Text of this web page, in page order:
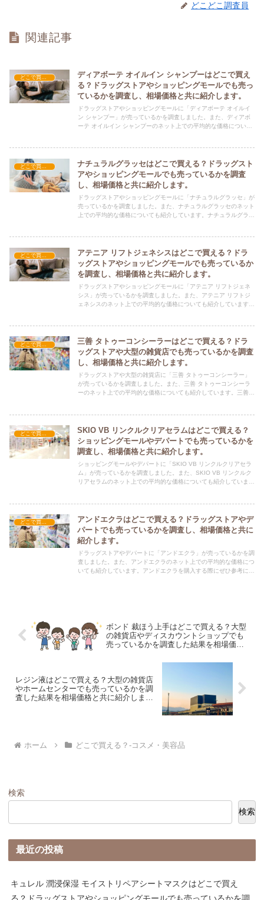
どこどこ調査員
関連記事
ディアボーテ オイルイン シャンプーはどこで買え
る？ドラッグストアやショッピングモールでも売っ
ているかを調査し、相場価格と共に紹介します。
ドラッグストアやショッピングモールに「ディアボーテ オイルイ
ン シャンプー」が売っているかを調査しました。また、ディアボ
ーテ オイルイン シャンプーのネット上での平均的な価格について
ナチュラルグラッセはどこで買える？ドラッグスト
アやショッピングモールでも売っているかを調査
し、相場価格と共に紹介します。
ドラッグストアやショッピングモールに「ナチュラルグラッセ」が
売っているかを調査しました。また、ナチュラルグラッセのネット
上での平均的な価格についても紹介しています。ナチュラルグラッ
アテニア リフトジェネシスはどこで買える？ドラ
ッグストアやショッピングモールでも売っているか
を調査し、相場価格と共に紹介します。
ドラッグストアやショッピングモールに「アテニア リフトジェネ
シス」が売っているかを調査しました。また、アテニア リフトジ
ェネシスのネット上での平均的な価格についても紹介しています。
三善 タトゥーコンシーラーはどこで買える？ドラ
ッグストアや大型の雑貨店でも売っているかを調査
し、相場価格と共に紹介します。
ドラッグストアや大型の雑貨店に「三善 タトゥーコンシーラー」
が売っているかを調査しました。また、三善 タトゥーコンシーラ
ーのネット上での平均的な価格についても紹介しています。三善
SKIO VB リンクルクリアセラムはどこで買える？
ショッピングモールやデパートでも売っているかを
調査し、相場価格と共に紹介します。
ショッピングモールやデパートに「SKIO VB リンクルクリアセラ
ム」が売っているかを調査しました。また、SKIO VB リンクルク
リアセラムのネット上での平均的な価格についても紹介していま
どこで買える？-コスメ・美容品
アンドエクラはどこで買える？ドラッグストアやデ
パートでも売っているかを調査し、相場価格と共に
紹介します。
ドラッグストアやデパートに「アンドエクラ」が売っているかを調
査しました。また、アンドエクラのネット上での平均的な価格につ
いても紹介しています。アンドエクラを購入する際にぜひ参考にし
ボンド 裁ほう上手はどこで買える？大型
の雑貨店やディスカウントショップでも
売っているかを調査した結果を相場価格
レジン液はどこで買える？大型の雑貨店
やホームセンターでも売っているかを調
査した結果を相場価格と共に紹介しま
ホーム どこで買える？-コスメ・美容品
検索
検索
最近の投稿
キュレル 潤浸保湿 モイストリペアシートマスクはどこで買え